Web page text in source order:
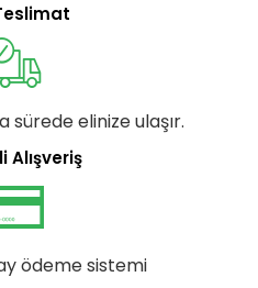
sürede elinize ulaşır.
Alışveriş
ödeme sistemi